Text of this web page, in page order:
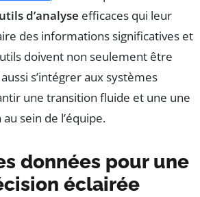
d’analyse efficaces qui leur
des informations significatives et
doivent non seulement être
s’intégrer aux systèmes
une transition fluide et une une
sein de l’équipe.
données pour une
éclairée